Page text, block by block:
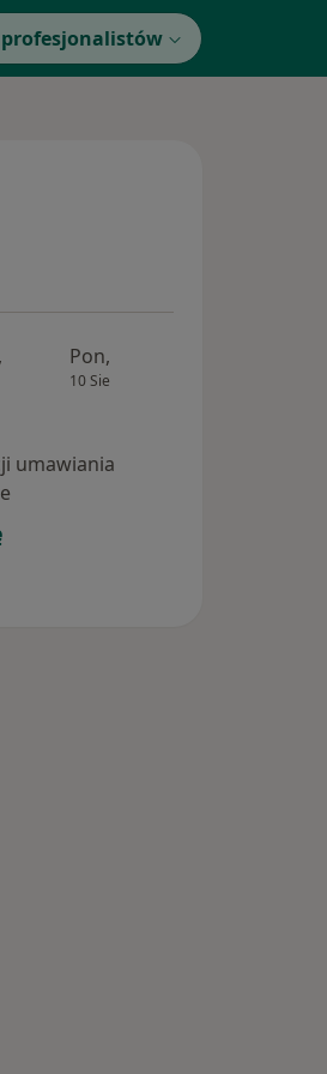
Pon,
10 Sie
umawiania